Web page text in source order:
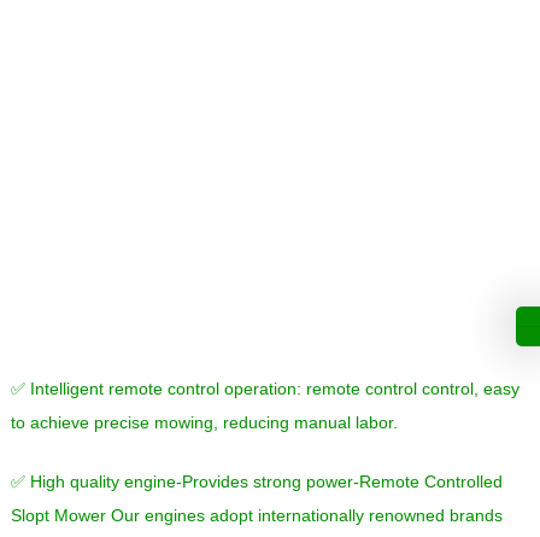
✅ Intelligent remote control operation: remote control control, easy
to achieve precise mowing
reducing manual labor.
✅ High quality engine-Provides strong power-Remote Controlled
Slopt Mower Our engines adopt internationally renowned brands